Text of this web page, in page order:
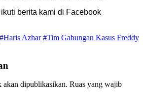
berita kami di Facebook
#Haris Azhar #Tim Gabungan Kasus Freddy
akan dipublikasikan. Ruas yang wajib